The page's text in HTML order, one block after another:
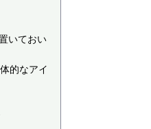
いておい
的なアイ